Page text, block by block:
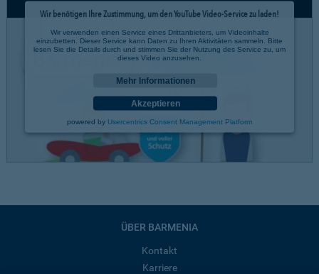
Wir benötigen Ihre Zustimmung, um den YouTube Video-Service zu laden!
Wir verwenden einen Service eines Drittanbieters, um Videoinhalte
einzubetten. Dieser Service kann Daten zu Ihren Aktivitäten sammeln. Bitte
lesen Sie die Details durch und stimmen Sie der Nutzung des Service zu, um
dieses Video anzusehen.
Mehr Informationen
Akzeptieren
powered by Usercentrics Consent Management Platform
ÜBER BARMENIA
Kontakt
Karriere